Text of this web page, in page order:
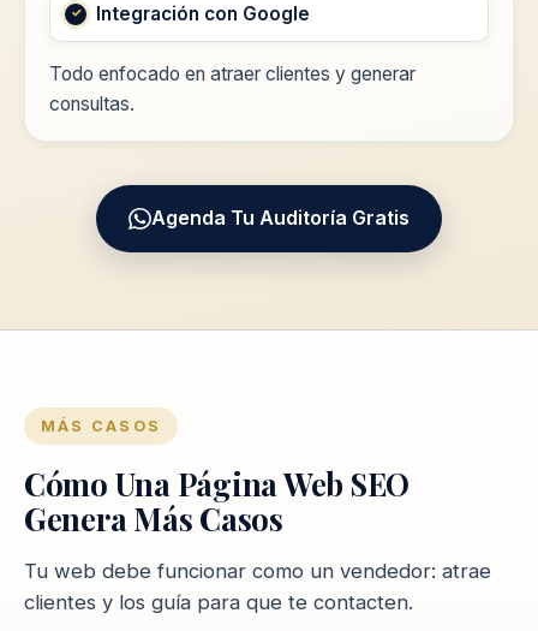
Integración con Google
Todo enfocado en atraer clientes y generar
consultas.
Agenda Tu Auditoría Gratis
MÁS CASOS
Cómo Una Página Web SEO
Genera Más Casos
Tu web debe funcionar como un vendedor: atrae
clientes y los guía para que te contacten.